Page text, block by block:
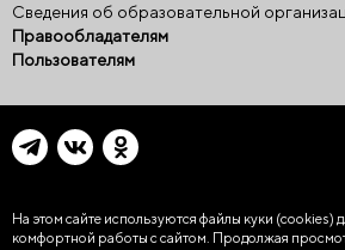
Сведения об образовательной
Правообладателям
Пользователям
На этом сайте используются файлы куки (cookies)
комфортной работы с сайтом. Продолжая